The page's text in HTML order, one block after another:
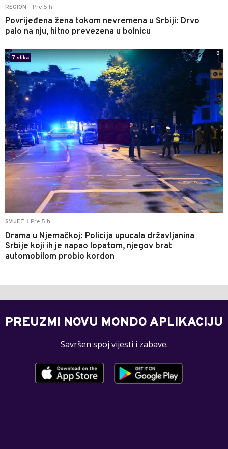
REGION Pre 5 h
Povrijeđena žena tokom nevremena u Srbiji: Drvo
palo na nju, hitno prevezena u bolnicu
SVIJET Pre 5 h
Drama u Njemačkoj: Policija upucala državljanina
Srbije koji ih je napao lopatom, njegov brat
automobilom probio kordon
7 slika
0
PREUZMI NOVU MONDO APLIKACIJU
Savršen spoj vijesti i zabave.